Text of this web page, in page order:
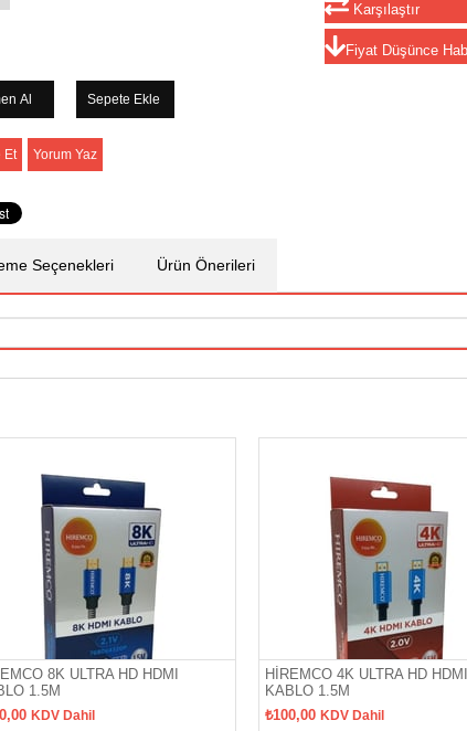
Karşılaştır
Fiyat Düşünce
Et Yorum Yaz
Seçenekleri Ürün Önerileri
8K ULTRA HD HDMI
1.5M
KDV Dahil
HİREMCO 4K ULTRA HD HDMI
KABLO 1.5M
₺100,00KDV Dahil